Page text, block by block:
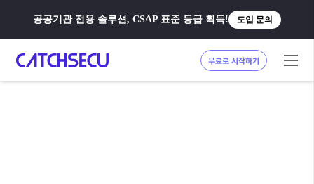
공공기관 전용 솔루션, CSAP 표준 등급 획득! 도입 문의
무료로 시작하기